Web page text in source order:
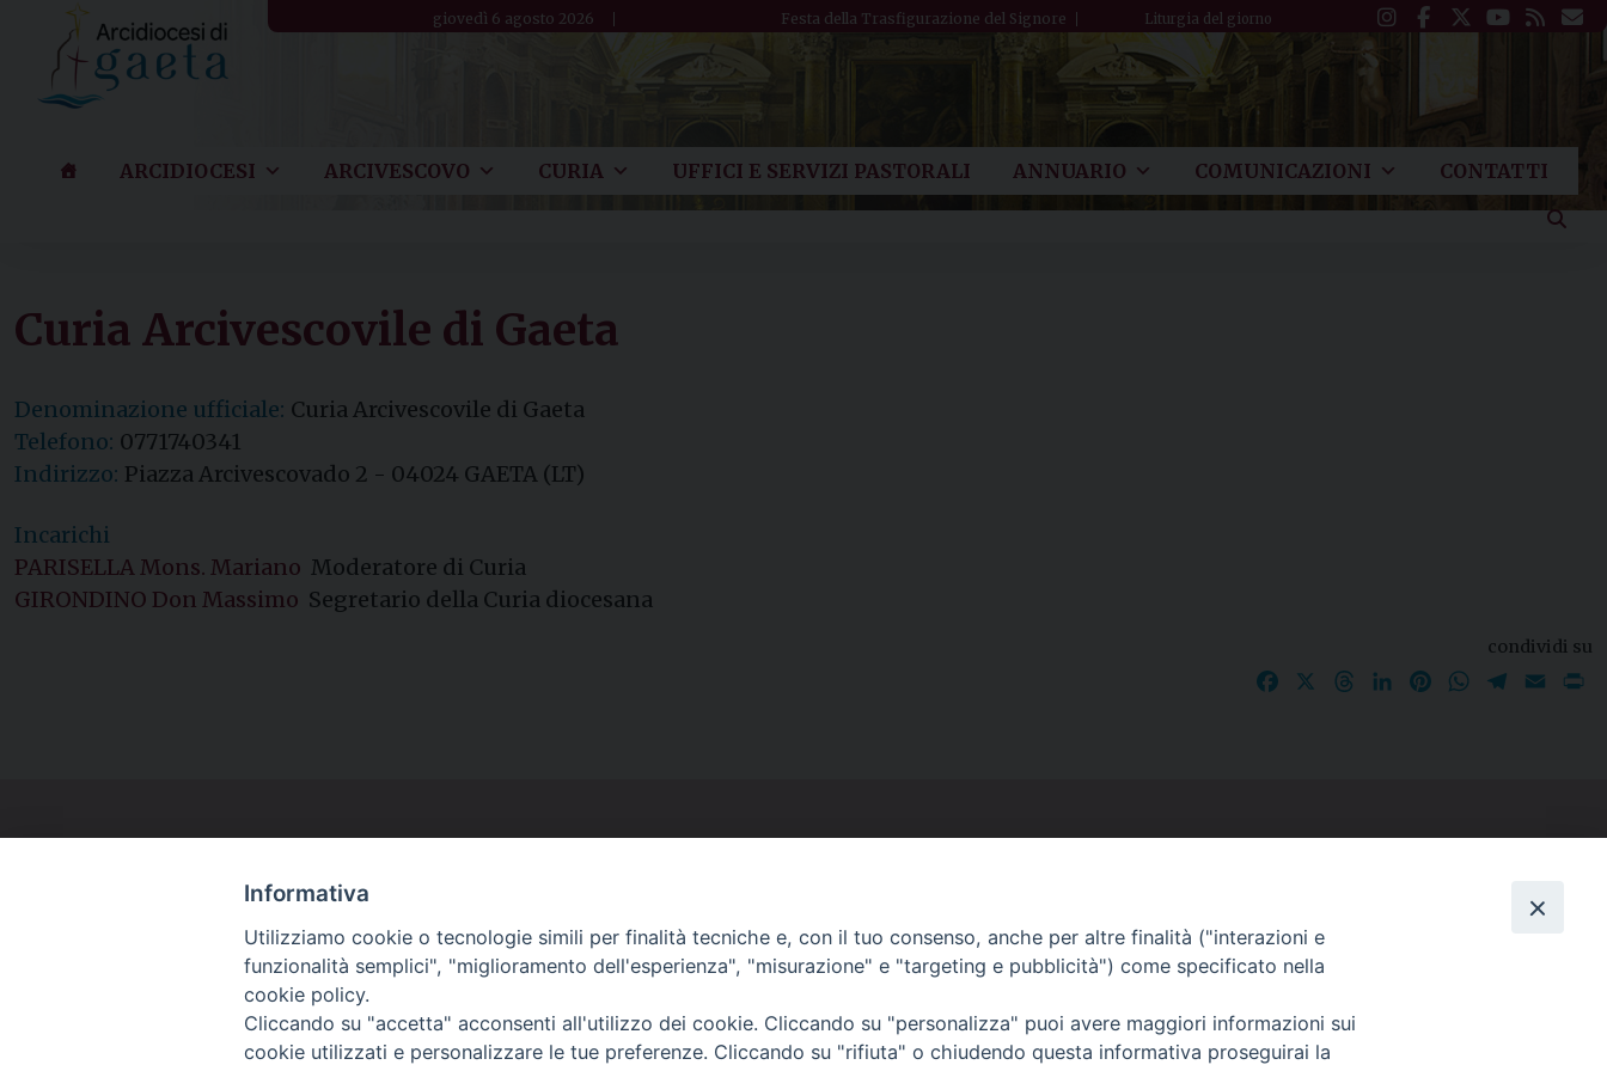
content
giovedì 6 agosto 2026 Festa della Trasfigurazione del Signore Liturgia del giorno
ARCIDIOCESI ARCIVESCOVO CURIA UFFICI E SERVIZI PASTORALI ANNUARIO COMUNICAZIONI CONTATTI
Curia Arcivescovile di Gaeta
Denominazione ufficiale: Curia Arcivescovile di Gaeta
Telefono: 0771740341
Indirizzo: Piazza Arcivescovado 2 - 04024 GAETA (LT)
Incarichi
PARISELLA Mons. Mariano Moderatore di Curia
GIRONDINO Don Massimo Segretario della Curia diocesana
condividi su
Facebook ThreadsLinkedInPinterestWhatsApp
Telegram
Email
Piazza Arcivescovado, 2 - 04024 Gaeta (LT)
Codice fiscale 90005510590 - Iscrizione R.P.G. 04.12.1987 n. 88
Tel. 0771.740341
Palazzo De Vio
Informativa
Utilizziamo cookie o tecnologie simili per finalità tecniche e, con il tuo consenso, anche per altre finalità ("interazioni e
funzionalità semplici", "miglioramento dell'esperienza", "misurazione" e "targeting e pubblicità") come specificato nella
cookie policy.
Cliccando su "accetta" acconsenti all'utilizzo dei cookie. Cliccando su "personalizza" puoi avere maggiori informazioni sui
cookie utilizzati e personalizzare le tue preferenze. Cliccando su "rifiuta" o chiudendo questa informativa proseguirai la